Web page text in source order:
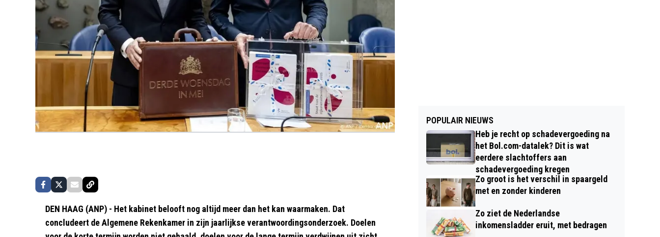
DEN HAAG (ANP) - Het kabinet belooft nog altijd meer dan het kan waarmaken. Dat
concludeert de Algemene Rekenkamer in zijn jaarlijkse verantwoordingsonderzoek. Doelen
POPULAIR NIEUWS
Heb je recht op schadevergoeding na
het Bol.com-datalek? Dit is wat
eerdere slachtoffers aan
schadevergoeding kregen
Zo groot is het verschil in spaargeld
met en zonder kinderen
Zo ziet de Nederlandse
inkomensladder eruit, met bedragen